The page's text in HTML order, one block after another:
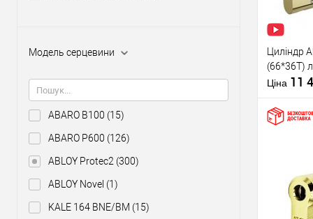
Модель серцевини
ABARO B100 (15)
ABARO P600 (126)
ABLOY Protec2 (300)
ABLOY Novel (1)
KALE 164 BNE/BM (15)
Виробник
Рівень
Модель
серцевини
Тип товару
Тип ключа
Циліндр
(66*36T)
Ціна 11
У